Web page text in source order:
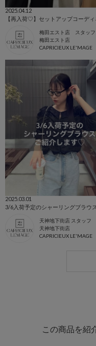
2025.04.12
梅田エスト店 スタッフ
梅田エスト店
CAPRICIEUX LE'MAGE
2025.03.01
天神地下街店 スタッフ
天神地下街店
CAPRICIEUX LE'MAGE
この商品を紹